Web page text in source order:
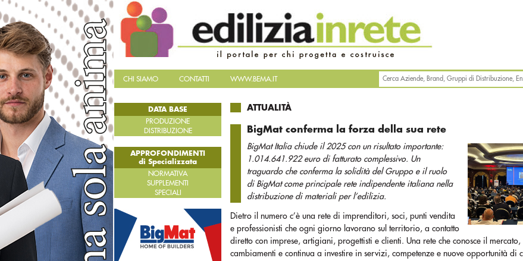
CHI SIAMO CONTATTI WWW.BEMA.IT
ATTUALITÀ
BigMat conferma la forza della sua rete
BigMat Italia chiude il 2025 con un risultato importante:
1.014.641.922 euro di fatturato complessivo. Un
traguardo che conferma la solidità del Gruppo e il ruolo
di BigMat come principale rete indipendente italiana nella
distribuzione di materiali per l’edilizia.
Dietro il numero c’è una rete di imprenditori, soci, punti vendita
e professionisti che ogni giorno lavorano sul territorio, a contatto
diretto con imprese, artigiani, progettisti e clienti. Una rete che conosce il mercato,
cambiamenti e continua a investire in servizi, competenze e nuove opportunità di
DATA BASE
PRODUZIONE
DISTRIBUZIONE
APPROFONDIMENTI
di Specializzata
NORMATIVA
SUPPLEMENTI
SPECIALI